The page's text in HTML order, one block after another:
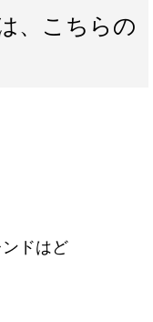
、こちらの
ドはど